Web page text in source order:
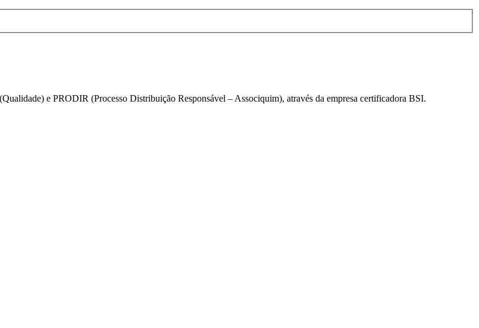
e PRODIR (Processo Distribuição Responsável – Associquim), através da empresa certificadora BSI.